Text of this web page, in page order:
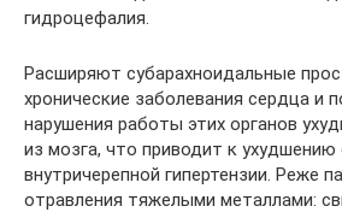
гидроцефалия.
Расширяют субарахноидальные
хронические заболевания сердца и
нарушения работы этих органов
из мозга, что приводит к ухудшению
внутричерепной гипертензии. Реже
отравления тяжелыми металлами: